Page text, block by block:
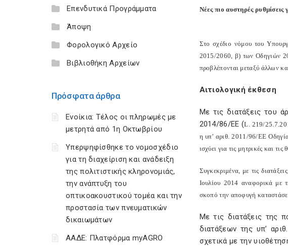
Επενδυτικά Προγράμματα
Άποψη
Φορολογικό Αρχείο
Βιβλιοθήκη Αρχείων
Πρόσφατα άρθρα
Ενοίκια: Τέλος οι πληρωμές με
μετρητά από 1η Οκτωβρίου
Υπερψηφίσθηκε το νομοσχέδιο
για τη διαχείριση και ανάδειξη
της πολιτιστικής κληρονομιάς,
την ανάπτυξη του
οπτικοακουστικού τομέα και την
προστασία των πνευματικών
δικαιωμάτων
ΑΑΔΕ: Πλατφόρμα myAGRO
Νέες πιο αυστηρές
Στο σχέδιο νόμου του
2015/2060, β) των Οδηγιών
προβλέπονται μεταξύ άλλων
Αιτιολογική έκθεση
Με τις διατάξεις του
2014/86/ΕΕ (L. 219/
η υπ’ αριθ. 2011/96/ΕΕ
ισχύει για τις μητρικές και
Συγκεκριμένα, με τις
Ιουλίου 2014 αναφορικά με
σκοπό την αποφυγή
Με τις διατάξεις της
διατάξεων της υπ’
σχετικά με την